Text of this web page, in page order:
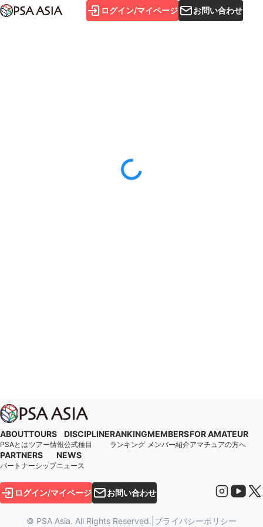
ログイン/マイページ お問い合わせ
ABOUT
PSAとは
TOURS
ツアー情報
DISCIPLINE
公式種目
RANKING
ランキング
MEMBERS
メンバー紹介
FOR AMATEUR
アマチュアの方へ
PARTNERS
パートナーシップ
NEWS
ニュース
ログイン/マイページ お問い合わせ
© PSA Asia. All Rights Reserved. プライバシーポリシー